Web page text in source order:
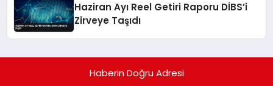
Haziran Ayı Reel Getiri Raporu DİBS’i
Zirveye Taşıdı
Haberin Doğru Adresi